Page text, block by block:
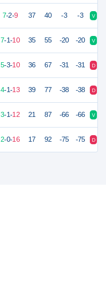
7-2-9 37 40 -3 -3 V
7-1-10 35 55 -20 -20 V
5-3-10 36 67 -31 -31 D
4-1-13 39 77 -38 -38 D
3-1-12 21 87 -66 -66 V
2-0-16 17 92 -75 -75 D